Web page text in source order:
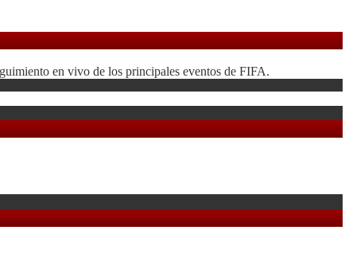
en vivo de los principales eventos de FIFA.